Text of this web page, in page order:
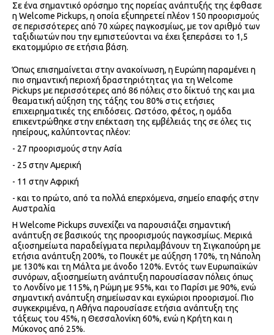
Σε ένα σημαντικό ορόσημο της πορείας ανάπτυξής της έφθασε
η Welcome Pickups, η οποία εξυπηρετεί πλέον 150 προορισμούς
σε περισσότερες από 70 χώρες παγκοσμίως, με τον αριθμό των
ταξιδιωτών που την εμπιστεύονται να έχει ξεπεράσει το 1,5
εκατομμύριο σε ετήσια βάση.
Όπως επισημαίνεται στην ανακοίνωση, η Ευρώπη παραμένει η
πιο σημαντική περιοχή δραστηριότητας για τη Welcome
Pickups με περισσότερες από 86 πόλεις στο δίκτυό της και μια
θεαματική αύξηση της τάξης του 80% στις ετήσιες
επιχειρηματικές της επιδόσεις. Ωστόσο, φέτος, η ομάδα
επικεντρώθηκε στην επέκταση της εμβέλειάς της σε όλες τις
ηπείρους, καλύπτοντας πλέον:
- 27 προορισμούς στην Ασία
- 25 στην Αμερική
- 11 στην Αφρική
- και το πρώτο, από τα πολλά επερχόμενα, σημείο επαφής στην
Αυστραλία
Η Welcome Pickups συνεχίζει να παρουσιάζει σημαντική
ανάπτυξη σε βασικούς της προορισμούς παγκοσμίως. Μερικά
αξιοσημείωτα παραδείγματα περιλαμβάνουν τη Σιγκαπούρη με
ετήσια ανάπτυξη 200%, το Πουκέτ με αύξηση 170%, τη Νάπολη
με 130% και τη Μάλτα με άνοδο 120%. Εντός των Ευρωπαϊκών
συνόρων, αξιοσημείωτη ανάπτυξη παρουσίασαν πόλεις όπως
το Λονδίνο με 115%, η Ρώμη με 95%, και το Παρίσι με 90%, ενώ
σημαντική ανάπτυξη σημείωσαν και εγχώριοι προορισμοί. Πιο
συγκεκριμένα, η Αθήνα παρουσίασε ετήσια ανάπτυξη της
τάξεως του 45%, η Θεσσαλονίκη 60%, ενώ η Κρήτη και η
Μύκονος από 25%.